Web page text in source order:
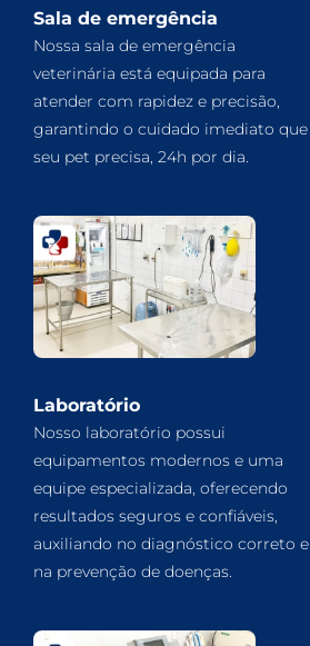
Sala de emergência
Nossa sala de emergência
veterinária está equipada para
atender com rapidez e precisão,
garantindo o cuidado imediato que
seu pet precisa, 24h por dia.
Laboratório
Nosso laboratório possui
equipamentos modernos e uma
equipe especializada, oferecendo
resultados seguros e confiáveis,
auxiliando no diagnóstico correto e
na prevenção de doenças.